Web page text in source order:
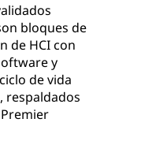
bloques de
de HCI con
y
de vida
respaldados